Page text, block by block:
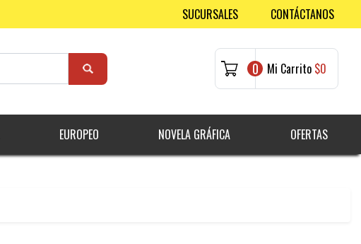
SUCURSALES CONTÁCTANOS
0 Mi Carrito $0
EUROPEO NOVELA GRÁFICA OFERTAS